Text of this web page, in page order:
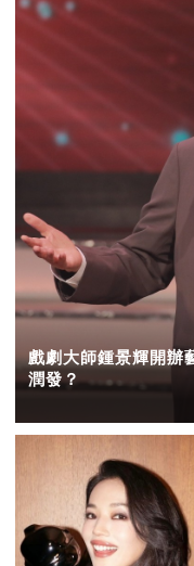
戲劇大師鍾景輝開辦
潤發？